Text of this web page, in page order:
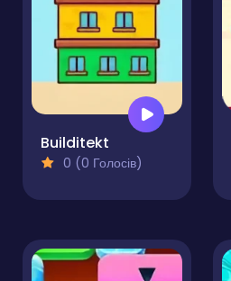
Builditekt
0 (0 Голосів)